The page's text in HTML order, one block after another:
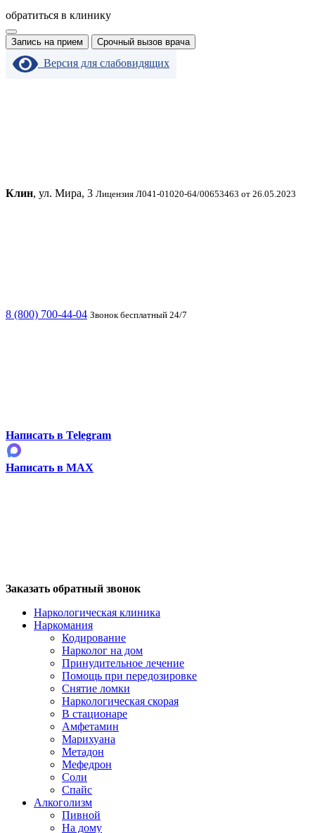
обратиться в клинику
Запись на прием Срочный вызов врача
Версия для слабовидящих
Клин, ул. Мира, 3 Лицензия Л041-01020-64/00653463 от 26.05.2023
8 (800) 700-44-04 Звонок бесплатный 24/7
Написать в Telegram
Написать в MAX
Заказать обратный звонок
Наркологическая клиника
Наркомания
Кодирование
Нарколог на дом
Принудительное лечение
Помощь при передозировке
Снятие ломки
Наркологическая скорая
В стационаре
Амфетамин
Марихуана
Метадон
Мефедрон
Соли
Спайс
Алкоголизм
Пивной
На дому